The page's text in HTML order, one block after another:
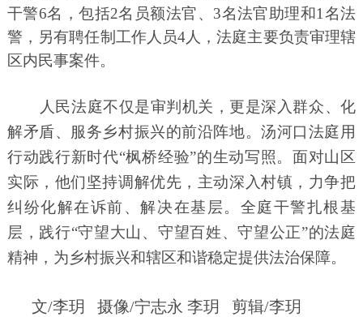
干警6名，包括2名员额法官、3名法官助理和1名法
警，另有聘任制工作人员4人，法庭主要负责审理辖
区内民事案件。
人民法庭不仅是审判机关，更是深入群众、化
解矛盾、服务乡村振兴的前沿阵地。汤河口法庭用
行动践行新时代“枫桥经验”的生动写照。面对山区
实际，他们坚持调解优先，主动深入村镇，力争把
纠纷化解在诉前、解决在基层。全庭干警扎根基
层，践行“守望大山、守望百姓、守望公正”的法庭
精神，为乡村振兴和辖区和谐稳定提供法治保障。
文/李玥 摄像/宁志永 李玥 剪辑/李玥